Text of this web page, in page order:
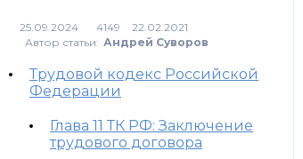
4149
Автор статьи: Андрей Суворов
Трудовой кодекс Российской
Федерации
Глава 11 ТК РФ: Заключение
трудового договора